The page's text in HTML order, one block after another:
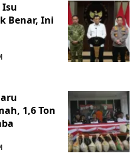
Isu
Benar, Ini
1,6 Ton